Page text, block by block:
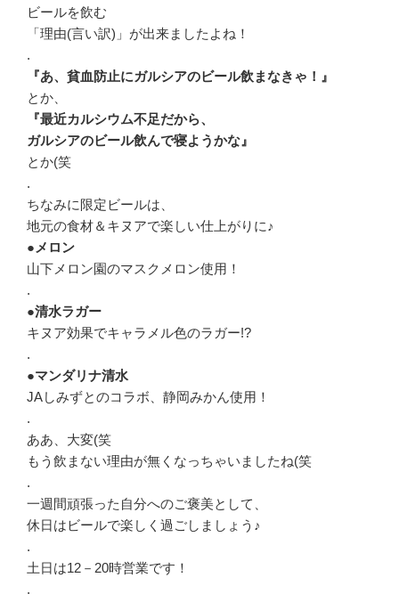
ビールを飲む
「理由(言い訳)」が出来ましたよね！
.
『あ、貧血防止にガルシアのビール飲まなきゃ！』
とか、
『最近カルシウム不足だから、
ガルシアのビール飲んで寝ようかな』
とか(笑
.
ちなみに限定ビールは、
地元の食材＆キヌアで楽しい仕上がりに♪
●メロン
山下メロン園のマスクメロン使用！
.
●清水ラガー
キヌア効果でキャラメル色のラガー!?
.
●マンダリナ清水
JAしみずとのコラボ、静岡みかん使用！
.
ああ、大変(笑
もう飲まない理由が無くなっちゃいましたね(笑
.
一週間頑張った自分へのご褒美として、
休日はビールで楽しく過ごしましょう♪
.
土日は12－20時営業です！
.